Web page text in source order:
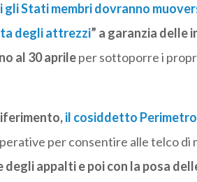
gli Stati membri dovranno
degli attrezzi” a garanzia
al 30 aprileper sottoporre i
il cosiddetto
per consentire alle telco di
degli appalti e poi con la posa